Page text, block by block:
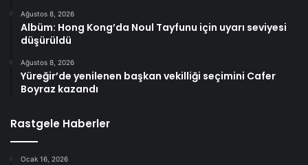
Ağustos 8, 2026
Albüm: Hong Kong’da Noul Tayfunu için uyarı seviyesi
düşürüldü
Ağustos 8, 2026
Yüreğir’de yenilenen başkan vekilliği seçimini Cafer
Boyraz kazandı
Rastgele Haberler
Ocak 16, 2026